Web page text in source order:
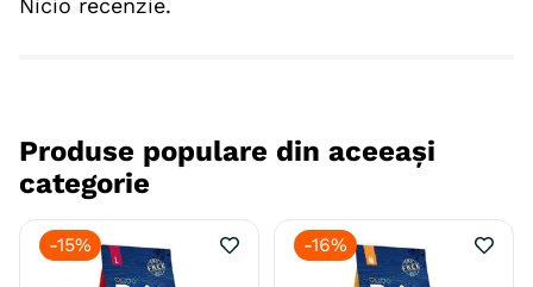
Nicio recenzie.
Produse populare din aceeași
categorie
-15% -16%